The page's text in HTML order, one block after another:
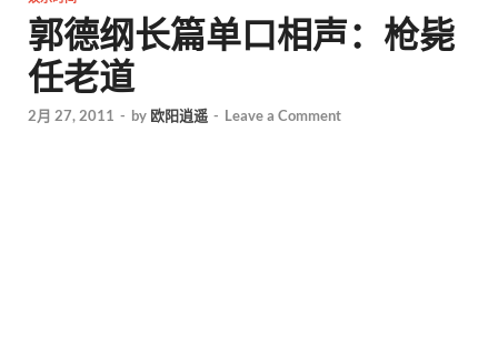
郭德纲长篇单口相声：枪毙
任老道
2月 27, 2011 - by 欧阳逍遥 - Leave a Comment